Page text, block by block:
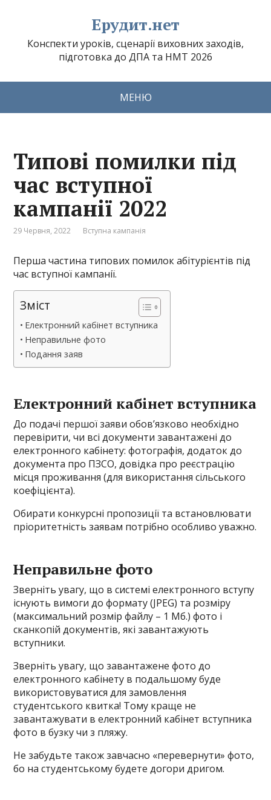
Ерудит.нет
Конспекти уроків, сценарії виховних заходів,
підготовка до ДПА та НМТ 2026
МЕНЮ
Типові помилки під
час вступної
кампанії 2022
29 Червня, 2022 Вступна кампанія
Перша частина типових помилок абітурієнтів під
час вступної кампанії.
Зміст
Електронний кабінет вступника
Неправильне фото
Подання заяв
Електронний кабінет вступника
До подачі першої заяви обов’язково необхідно
перевірити, чи всі документи завантажені до
електронного кабінету: фотографія, додаток до
документа про ПЗСО, довідка про реєстрацію
місця проживання (для використання сільського
коефіцієнта).
Обирати конкурсні пропозиції та встановлювати
пріоритетність заявам потрібно особливо уважно.
Неправильне фото
Зверніть увагу, що в системі електронного вступу
існують вимоги до формату (JPEG) та розміру
(максимальний розмір файлу – 1 Мб.) фото і
сканкопій документів, які завантажують
вступники.
Зверніть увагу, що завантажене фото до
електронного кабінету в подальшому буде
використовуватися для замовлення
студентського квитка! Тому краще не
завантажувати в електронний кабінет вступника
фото в бузку чи з пляжу.
Не забудьте також завчасно «перевернути» фото,
бо на студентському будете догори дригом.